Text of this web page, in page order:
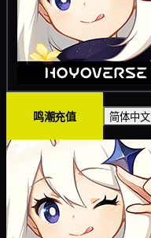
鸣潮充值 简体中文